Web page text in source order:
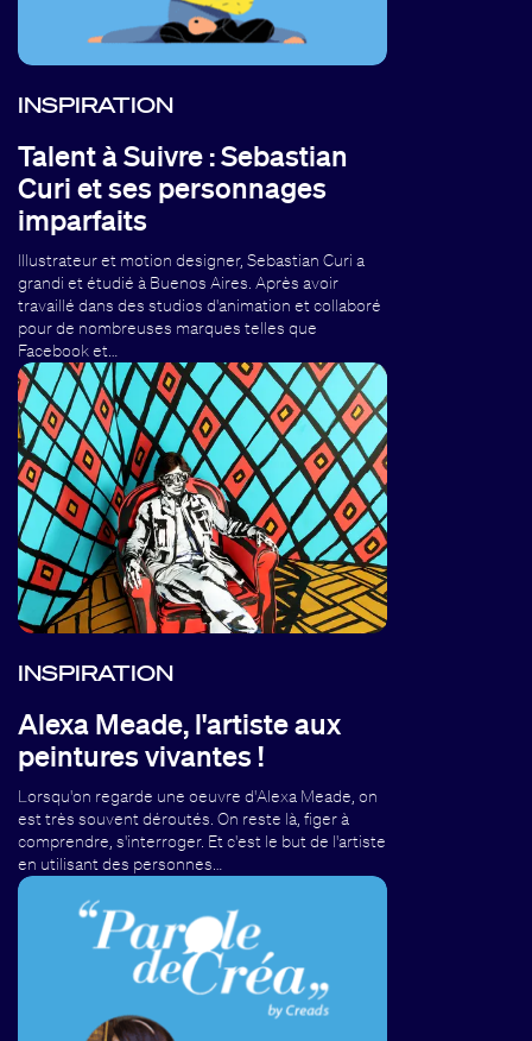
INSPIRATION
Talent à Suivre : Sebastian
Curi et ses personnages
imparfaits
Illustrateur et motion designer, Sebastian Curi a
grandi et étudié à Buenos Aires. Après avoir
travaillé dans des studios d'animation et collaboré
pour de nombreuses marques telles que
Facebook et…
INSPIRATION
Alexa Meade, l'artiste aux
peintures vivantes !
Lorsqu'on regarde une oeuvre d'Alexa Meade, on
est très souvent déroutés. On reste là, figer à
comprendre, s'interroger. Et c'est le but de l'artiste
en utilisant des personnes…